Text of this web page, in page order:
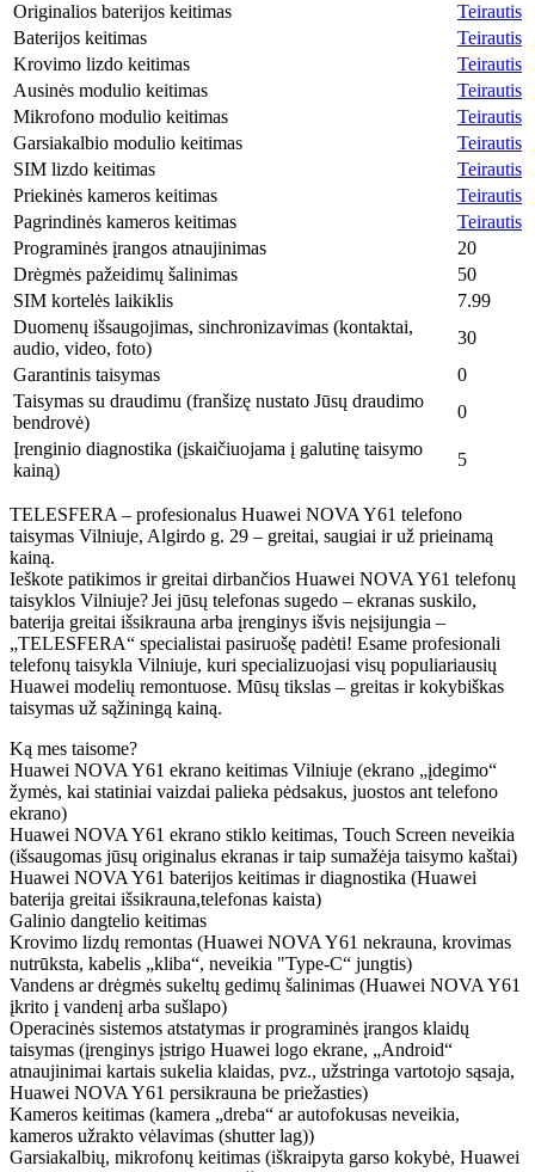
Originalios baterijos keitimas
Teirautis
Baterijos keitimas
Teirautis
Krovimo lizdo keitimas
Teirautis
Ausinės modulio keitimas
Teirautis
Mikrofono modulio keitimas
Teirautis
Garsiakalbio modulio keitimas
Teirautis
SIM lizdo keitimas
Teirautis
Priekinės kameros keitimas
Teirautis
Pagrindinės kameros keitimas
Teirautis
Programinės įrangos atnaujinimas
20
Drėgmės pažeidimų šalinimas
50
SIM kortelės laikiklis
7.99
Duomenų išsaugojimas, sinchronizavimas (kontaktai,
audio, video, foto)
30
Garantinis taisymas
0
Taisymas su draudimu (franšizę nustato Jūsų draudimo
bendrovė)
0
Įrenginio diagnostika (įskaičiuojama į galutinę taisymo
kainą)
5
TELESFERA – profesionalus Huawei NOVA Y61 telefono
taisymas Vilniuje, Algirdo g. 29 – greitai, saugiai ir už prieinamą
kainą.
Ieškote patikimos ir greitai dirbančios Huawei NOVA Y61 telefonų
taisyklos Vilniuje? Jei jūsų telefonas sugedo – ekranas suskilo,
baterija greitai išsikrauna arba įrenginys išvis neįsijungia –
„TELESFERA“ specialistai pasiruošę padėti! Esame profesionali
telefonų taisykla Vilniuje, kuri specializuojasi visų populiariausių
Huawei modelių remontuose. Mūsų tikslas – greitas ir kokybiškas
taisymas už sąžiningą kainą.
Ką mes taisome?
Huawei NOVA Y61 ekrano keitimas Vilniuje (ekrano „įdegimo“
žymės, kai statiniai vaizdai palieka pėdsakus, juostos ant telefono
ekrano)
Huawei NOVA Y61 ekrano stiklo keitimas, Touch Screen neveikia
(išsaugomas jūsų originalus ekranas ir taip sumažėja taisymo kaštai)
Huawei NOVA Y61 baterijos keitimas ir diagnostika (Huawei
baterija greitai išsikrauna,telefonas kaista)
Galinio dangtelio keitimas
Krovimo lizdų remontas (Huawei NOVA Y61 nekrauna, krovimas
nutrūksta, kabelis „kliba“, neveikia "Type-C“ jungtis)
Vandens ar drėgmės sukeltų gedimų šalinimas (Huawei NOVA Y61
įkrito į vandenį arba sušlapo)
Operacinės sistemos atstatymas ir programinės įrangos klaidų
taisymas (įrenginys įstrigo Huawei logo ekrane, „Android“
atnaujinimai kartais sukelia klaidas, pvz., užstringa vartotojo sąsaja,
Huawei NOVA Y61 persikrauna be priežasties)
Kameros keitimas (kamera „dreba“ ar autofokusas neveikia,
kameros užrakto vėlavimas (shutter lag))
Garsiakalbių, mikrofonų keitimas (iškraipyta garso kokybė, Huawei